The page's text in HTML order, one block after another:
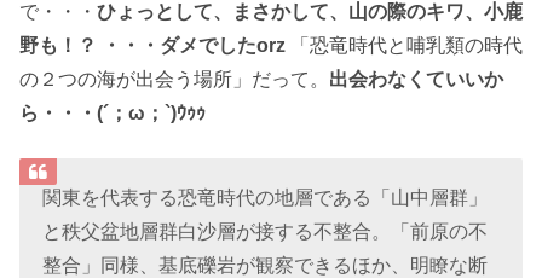
で・・・ ひょっとして、まさかして、山の際のキワ、小鹿
野も！？ ・・・ダメでしたorz
「恐竜時代と哺乳類の時代
の２つの海が出会う場所」だって。 出会わなくていいか
ら・・・(´；ω；`)ｳｩｩ
関東を代表する恐竜時代の地層である「山中層群」
と秩父盆地層群白沙層が接する不整合。「前原の不
整合」同様、基底礫岩が観察できるほか、明瞭な断